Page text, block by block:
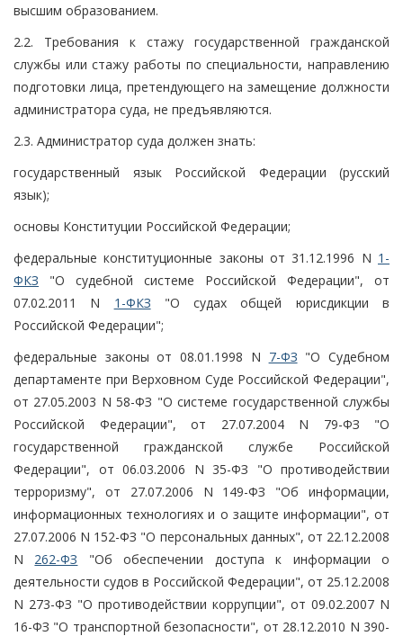
высшим образованием.
2.2. Требования к стажу государственной гражданской
службы или стажу работы по специальности, направлению
подготовки лица, претендующего на замещение должности
администратора суда, не предъявляются.
2.3. Администратор суда должен знать:
государственный язык Российской Федерации (русский
язык);
основы Конституции Российской Федерации;
федеральные конституционные законы от 31.12.1996 N 1-
ФКЗ "О судебной системе Российской Федерации", от
07.02.2011 N 1-ФКЗ "О судах общей юрисдикции в
Российской Федерации";
федеральные законы от 08.01.1998 N 7-ФЗ "О Судебном
департаменте при Верховном Суде Российской Федерации",
от 27.05.2003 N 58-ФЗ "О системе государственной службы
Российской Федерации", от 27.07.2004 N 79-ФЗ "О
государственной гражданской службе Российской
Федерации", от 06.03.2006 N 35-ФЗ "О противодействии
терроризму", от 27.07.2006 N 149-ФЗ "Об информации,
информационных технологиях и о защите информации", от
27.07.2006 N 152-ФЗ "О персональных данных", от 22.12.2008
N 262-ФЗ "Об обеспечении доступа к информации о
деятельности судов в Российской Федерации", от 25.12.2008
N 273-ФЗ "О противодействии коррупции", от 09.02.2007 N
16-ФЗ "О транспортной безопасности", от 28.12.2010 N 390-